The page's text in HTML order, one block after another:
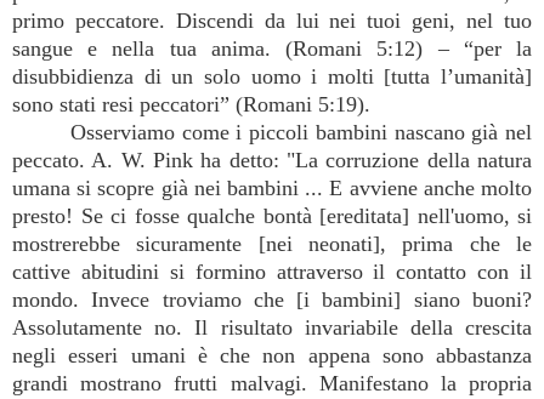
primo peccatore. Discendi da lui nei tuoi geni, nel tuo
sangue e nella tua anima. (Romani 5:12) – “per la
disubbidienza di un solo uomo i molti [tutta l’umanità]
sono stati resi peccatori” (Romani 5:19).
Osserviamo come i piccoli bambini nascano già nel
peccato. A. W. Pink ha detto: "La corruzione della natura
umana si scopre già nei bambini ... E avviene anche molto
presto! Se ci fosse qualche bontà [ereditata] nell'uomo, si
mostrerebbe sicuramente [nei neonati], prima che le
cattive abitudini si formino attraverso il contatto con il
mondo. Invece troviamo che [i bambini] siano buoni?
Assolutamente no. Il risultato invariabile della crescita
negli esseri umani è che non appena sono abbastanza
grandi mostrano frutti malvagi. Manifestano la propria